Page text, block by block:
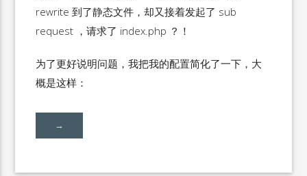
rewrite 到了静态文件，却又接着发起了 sub
request ，请求了 index.php ？！
为了更好说明问题，我把我的配置简化了一下，大
概是这样：
→